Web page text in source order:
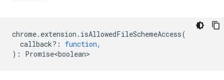
chrome. extension . isAllowedFileSchemeAccess(
callback? : function,
) : Promise<boolean>